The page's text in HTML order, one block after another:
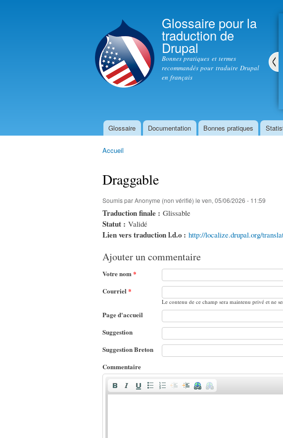
Glossaire pour la
traduction de
Drupal
Bonnes pratiques et termes
recommandés pour traduire Drupal
en français
Menu principal
Glossaire Documentation Bonnes pratiques
Accueil
Draggable
Soumis parAnonyme (non vérifié) le ven, 05/06/2026 - 11:59
Traduction finale : Glissable
Statut : Validé
Lien vers traduction l.d.o : http://localize.drupal.org/
Ajouter un commentaire
Votre nom*
Courriel *
Le contenu de ce champ sera maintenu privé et ne
Page d'accueil
Suggestion
Suggestion Breton
Commentaire